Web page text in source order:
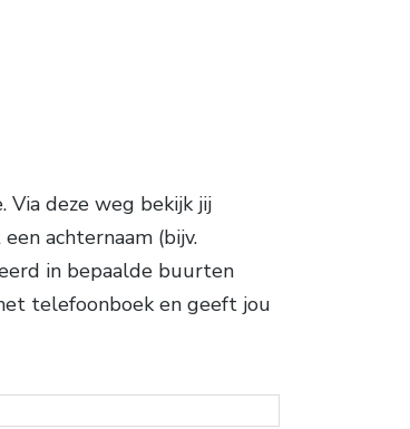
Via deze weg bekijk jij
achternaam (bijv.
in bepaalde buurten
telefoonboek en geeft jou